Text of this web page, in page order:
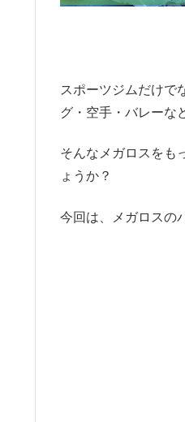
スポーツジムだけで
グ・空手・バレーな
そんなメガロスをも
ょうか？
今回は、メガロスの